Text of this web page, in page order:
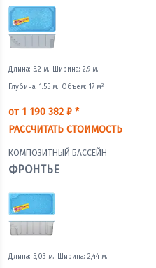
Длина: 5.2 м. Ширина: 2.9 м.
Глубина: 1.55 м. Объем: 17 м3
от 1 190 382 ₽ *
РАССЧИТАТЬ СТОИМОСТЬ
КОМПОЗИТНЫЙ БАССЕЙН
ФРОНТЬЕ
Длина: 5,03 м. Ширина: 2,44 м.